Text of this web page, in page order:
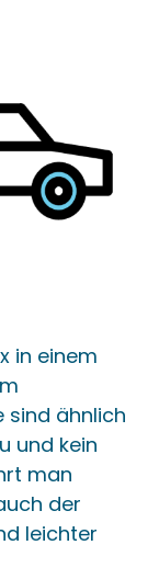
in einem
sind ähnlich
und kein
man
der
leichter